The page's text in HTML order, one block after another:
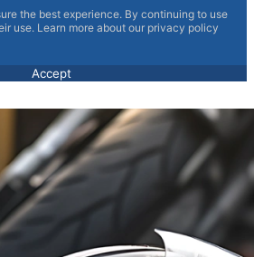
the best experience. By continuing to use
use. Learn more about our privacy policy
Accept